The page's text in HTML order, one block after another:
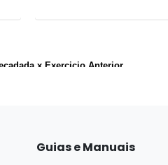
Guias e Manuais